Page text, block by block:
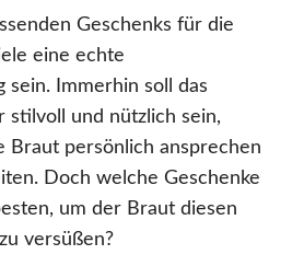
Geschenks für die
eine echte
sein. Immerhin soll das
stilvoll und nützlich sein,
Braut persönlich ansprechen
Doch welche Geschenke
um der Braut diesen
versüßen?